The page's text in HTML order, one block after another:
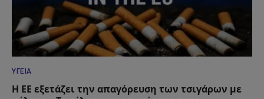
ΥΓΕΊΑ
Η ΕΕ εξετάζει την απαγόρευση των τσιγάρων με